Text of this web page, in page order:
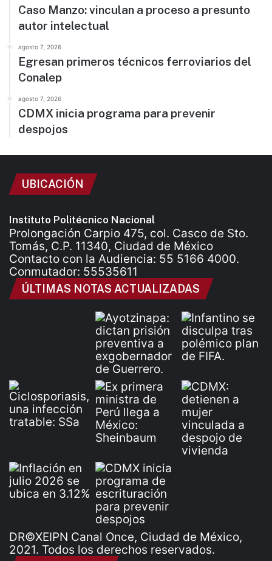
Caso Manzo: vinculan a proceso a presunto
autor intelectual
agosto 7, 2026
Egresan primeros técnicos ferroviarios del
Conalep
agosto 7, 2026
CDMX inicia programa para prevenir
despojos
UBICACIÓN
Instituto Politécnico Nacional
Prolongación Carpio 475, col. Casco de Sto.
Tomás, C.P. 11340, Ciudad de México
Contacto con la Audiencia: 55 5166 4000.
Conmutador: 55535611
ÚLTIMAS NOTAS ACTUALIZADAS
DR©XEIPN Canal Once, Ciudad de México,
2021. Todos los derechos reservados.